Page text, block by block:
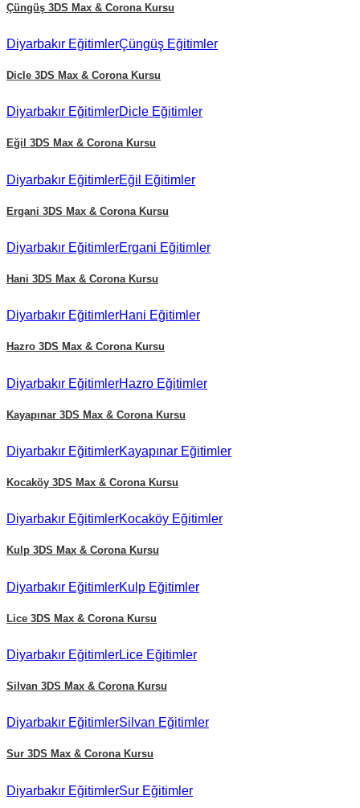
Çüngüş 3DS Max & Corona Kursu
Diyarbakır EğitimlerÇüngüş Eğitimler
Dicle 3DS Max & Corona Kursu
Diyarbakır EğitimlerDicle Eğitimler
Eğil 3DS Max & Corona Kursu
Diyarbakır EğitimlerEğil Eğitimler
Ergani 3DS Max & Corona Kursu
Diyarbakır EğitimlerErgani Eğitimler
Hani 3DS Max & Corona Kursu
Diyarbakır EğitimlerHani Eğitimler
Hazro 3DS Max & Corona Kursu
Diyarbakır EğitimlerHazro Eğitimler
Kayapınar 3DS Max & Corona Kursu
Diyarbakır EğitimlerKayapınar Eğitimler
Kocaköy 3DS Max & Corona Kursu
Diyarbakır EğitimlerKocaköy Eğitimler
Kulp 3DS Max & Corona Kursu
Diyarbakır EğitimlerKulp Eğitimler
Lice 3DS Max & Corona Kursu
Diyarbakır EğitimlerLice Eğitimler
Silvan 3DS Max & Corona Kursu
Diyarbakır EğitimlerSilvan Eğitimler
Sur 3DS Max & Corona Kursu
Diyarbakır EğitimlerSur Eğitimler